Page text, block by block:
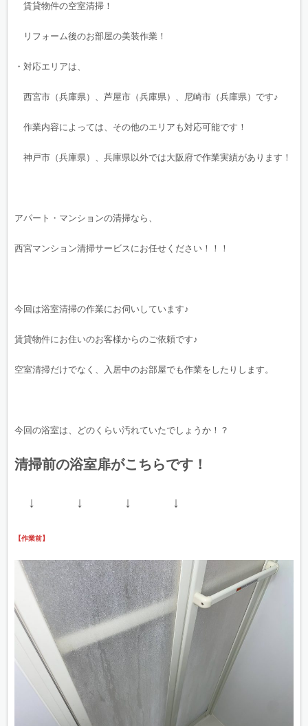
賃貸物件の空室清掃！
リフォーム後のお部屋の美装作業！
・対応エリアは、
西宮市（兵庫県）、芦屋市（兵庫県）、尼崎市（兵庫県）です♪
作業内容によっては、その他のエリアも対応可能です！
神戸市（兵庫県）、兵庫県以外では大阪府で作業実績があります！
アパート・マンションの清掃なら、
西宮マンション清掃サービスにお任せください！！！
今回は浴室清掃の作業にお伺いしています♪
賃貸物件にお住いのお客様からのご依頼です♪
空室清掃だけでなく、入居中のお部屋でも作業をしたりします。
今回の浴室は、どのくらい汚れていたでしょうか！？
清掃前の浴室扉がこちらです！
↓ ↓ ↓ ↓
【作業前】